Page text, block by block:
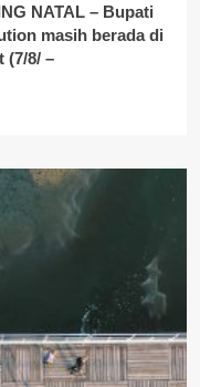
NATAL – Bupati
masih berada di
(7/8/ –